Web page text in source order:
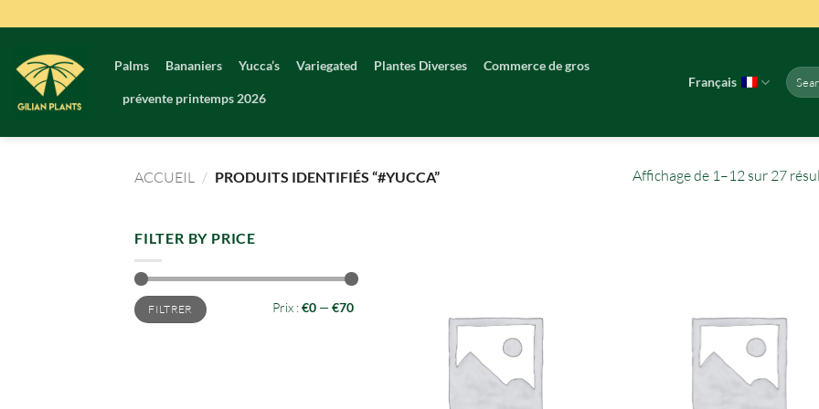
au
contenu
Palms Bananiers Yucca’s Variegated Plantes Diverses Commerce de gros
prévente printemps 2026
Français
pour :
ACCUEIL / PRODUITS IDENTIFIÉS “#YUCCA” Affichage de 1–12 sur 27
FILTER BY PRICE
Prix
min
Prix
maxFILTRER Prix :€0 —€70